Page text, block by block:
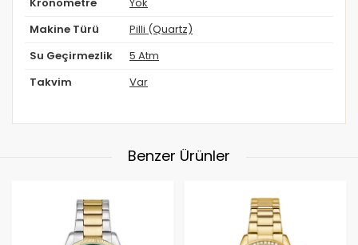
Kronometre Yok
Makine Türü Pilli (Quartz)
Su Geçirmezlik 5 Atm
Takvim Var
Benzer Ürünler